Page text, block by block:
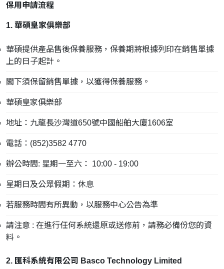
保用申請流程
1. 華碩皇家俱樂部
華碩提供產品售後保養服務，保養期將根據列印在銷售單據
上的日子起計。
閣下須保留銷售單據，以獲得保養服務。
華碩皇家俱樂部
地址：九龍長沙灣道650號中國船舶大廈1606室
電話：(852)3582 4770
辦公時間: 星期一至六： 10:00 - 19:00
星期日及公眾假期：休息
若服務時間有所異動，以服務中心公告為準
請注意 : 在進行任何系統還原或送修前，請務必備份您的資
料。
2. 匯科系統有限公司 Basco Technology Limited